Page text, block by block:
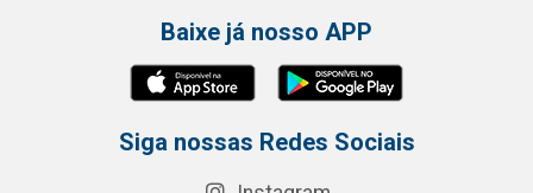
Baixe já nosso APP
Siga nossas Redes Sociais